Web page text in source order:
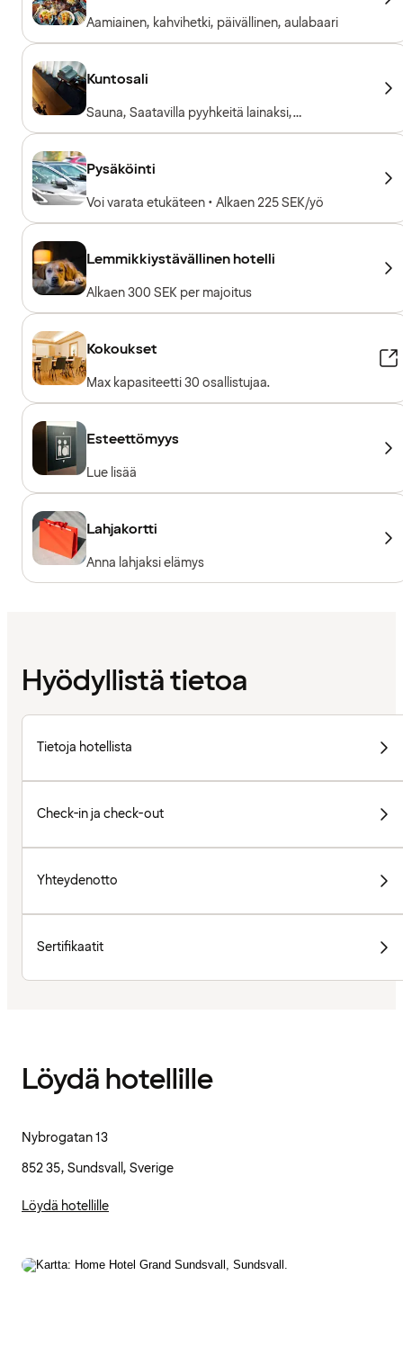
Aamiainen, kahvihetki, päivällinen, aulabaari
Kuntosali
Sauna, Saatavilla pyyhkeitä lainaksi,
Kuntosalilaitteet, Vapaapainot
Pysäköinti
Voi varata etukäteen • Alkaen 225 SEK/yö
Lemmikkiystävällinen hotelli
Alkaen 300 SEK per majoitus
Kokoukset
Max kapasiteetti 30 osallistujaa.
Esteettömyys
Lue lisää
Lahjakortti
Anna lahjaksi elämys
Hyödyllistä tietoa
Tietoja hotellista
Check-in ja check-out
Yhteydenotto
Sertifikaatit
Löydä hotellille
Nybrogatan 13
852 35, Sundsvall, Sverige
Löydä hotellille